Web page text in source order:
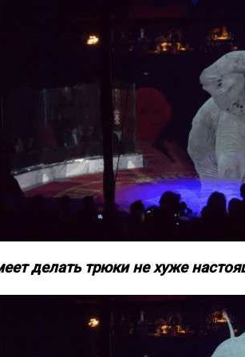
делать трюки не хуже